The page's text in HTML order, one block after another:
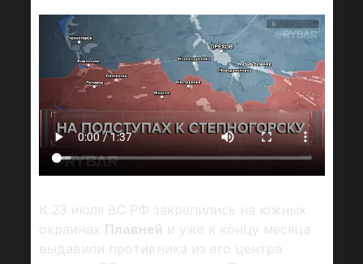
К 23 июля ВС РФ закрепились на южных
окраинах Плавней и уже к концу месяца
выдавили противника из его центра